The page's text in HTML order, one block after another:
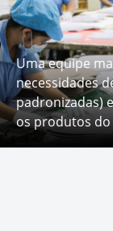
Uma equipe
necessidades
padronizadas)
os produtos